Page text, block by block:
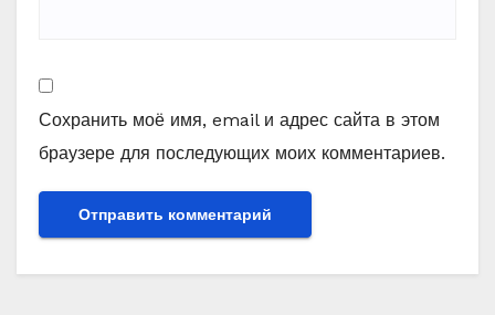
Сохранить моё имя, email и адрес сайта в этом
браузере для последующих моих комментариев.